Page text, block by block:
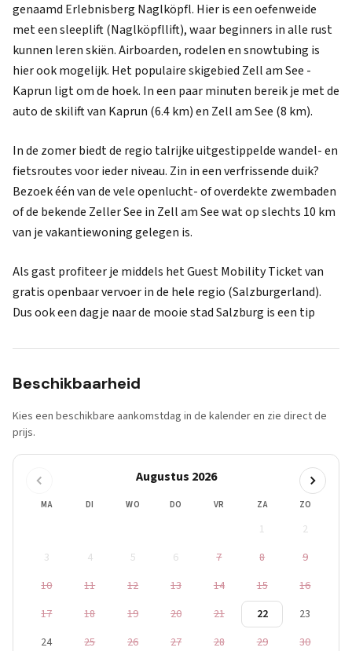
genaamd Erlebnisberg Naglköpfl. Hier is een oefenweide
met een sleeplift (Naglköpfllift), waar beginners in alle rust
kunnen leren skiën. Airboarden, rodelen en snowtubing is
hier ook mogelijk. Het populaire skigebied Zell am See -
Kaprun ligt om de hoek. In een paar minuten bereik je met de
auto de skilift van Kaprun (6.4 km) en Zell am See (8 km).
In de zomer biedt de regio talrijke uitgestippelde wandel- en
fietsroutes voor ieder niveau. Zin in een verfrissende duik?
Bezoek één van de vele openlucht- of overdekte zwembaden
of de bekende Zeller See in Zell am See wat op slechts 10 km
van je vakantiewoning gelegen is.
Als gast profiteer je middels het Guest Mobility Ticket van
gratis openbaar vervoer in de hele regio (Salzburgerland).
Dus ook een dagje naar de mooie stad Salzburg is een tip
Beschikbaarheid
Kies een beschikbare aankomstdag in de kalender en zie direct de
prijs.
Augustus 2026
MA DI WO DO VR ZA ZO
1
2
3
4 5 6 7 8
9
10
11 12 13 14 15
16
17
18 19 20 21 22
23
24
25 26 27 28 29
30